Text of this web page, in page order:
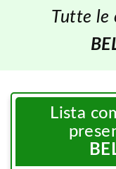
Tutte le
Lista